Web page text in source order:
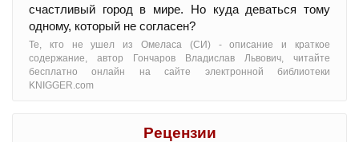
счастливый город в мире. Но куда деваться тому
одному, который не согласен?
Те, кто не ушел из Омеласа (СИ) - oписание и краткое
содержание, автор Гончаров Владислав Львович, читайте
бесплатно онлайн на сайте электронной библиотеки
KNIGGER.com
Рецензии